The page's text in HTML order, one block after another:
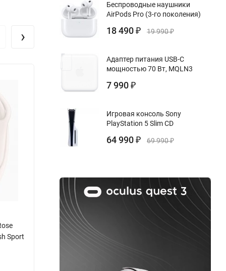
за
Sport
Apple Watch Series 11 GPS, 42 мм Jet Black
›
Беспроводные наушники
AirPods Pro (3-го поколения)
18 490 ₽ 19 990₽
Адаптер питания USB-C
мощностью 70 Вт, MQLN3
7 990 ₽
Игровая консоль Sony
PlayStation 5 Slim CD
64 990 ₽ 69 990₽